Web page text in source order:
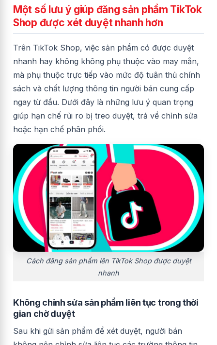
Một số lưu ý giúp đăng sản phẩm TikTok
Shop được xét duyệt nhanh hơn
Trên TikTok Shop, việc sản phẩm có được duyệt
nhanh hay không không phụ thuộc vào may mắn,
mà phụ thuộc trực tiếp vào mức độ tuân thủ chính
sách và chất lượng thông tin người bán cung cấp
ngay từ đầu. Dưới đây là những lưu ý quan trọng
giúp hạn chế rủi ro bị treo duyệt, trả về chỉnh sửa
hoặc hạn chế phân phối.
Cách đăng sản phẩm lên TikTok Shop được duyệt
nhanh
Không chỉnh sửa sản phẩm liên tục trong thời
gian chờ duyệt
Sau khi gửi sản phẩm để xét duyệt, người bán